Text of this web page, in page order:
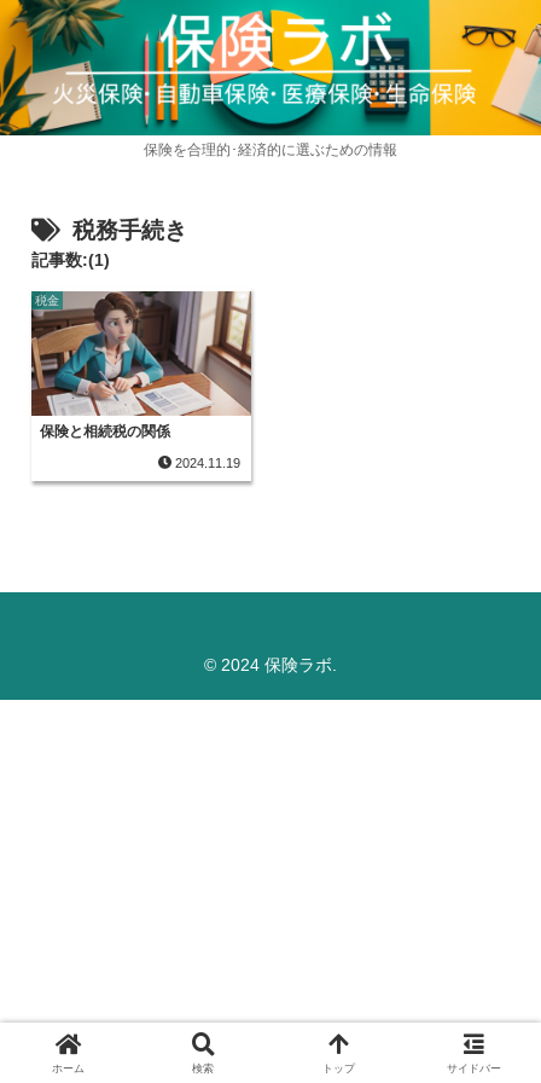
保険を合理的･経済的に選ぶための情報
税務手続き
記事数:(1)
税金
保険と相続税の関係
2024.11.19
© 2024 保険ラボ.
ホーム 検索 トップ サイドバー